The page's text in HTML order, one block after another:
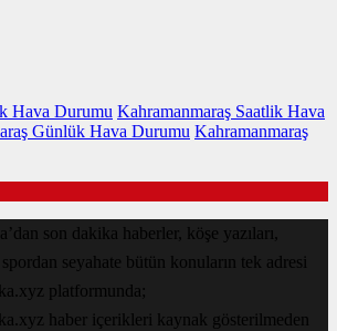
Hava Durumu Kahramanmaraş Saatlik Hava
Günlük Hava Durumu Kahramanmaraş
son dakika haberler, köşe yazıları,
seyahate bütün konuların tek adresi
platformunda;
haber içerikleri kaynak gösterilmeden